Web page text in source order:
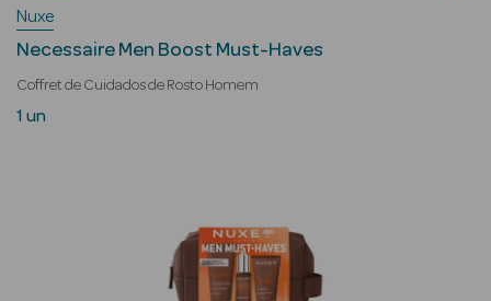
Beauty Season
Cabelo
Beauty Season
Beauty Season
Nuxe
Necessaire Men Boost Must-Haves
Coffret de Cuidados de Rosto Homem
1 un